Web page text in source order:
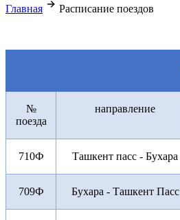
Главная Расписание поездов
№
поезда
направление
710Ф Ташкент пасс - Бухара
709Ф Бухара - Ташкент Пасс